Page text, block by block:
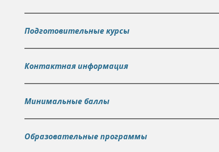
Подготовительные курсы
Контактная информация
Минимальные баллы
Образовательные программы